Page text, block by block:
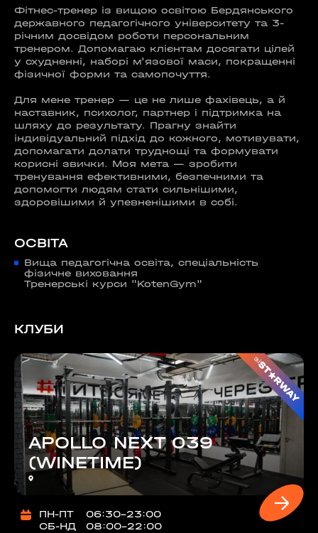
Фітнес-тренер із вищою освітою Бердянського
державного педагогічного університету та 3-
річним досвідом роботи персональним
тренером. Допомагаю клієнтам досягати цілей
у схудненні, наборі м'язової маси, покращенні
фізичної форми та самопочуття.
Для мене тренер — це не лише фахівець, а й
наставник, психолог, партнер і підтримка на
шляху до результату. Прагну знайти
індивідуальний підхід до кожного, мотивувати,
допомагати долати труднощі та формувати
корисні звички. Моя мета — зробити
тренування ефективними, безпечними та
допомогти людям стати сильнішими,
здоровішими й упевненішими в собі.
ОСВІТА
Вища педагогічна освіта, спеціальність
фізичне виховання
Тренерські курси "KotenGym"
КЛУБИ
зі
APOLLO NEXT 039
(WINETIME)
ПН-ПТ
06:30-23:00
СБ-НД
08:00-22:00